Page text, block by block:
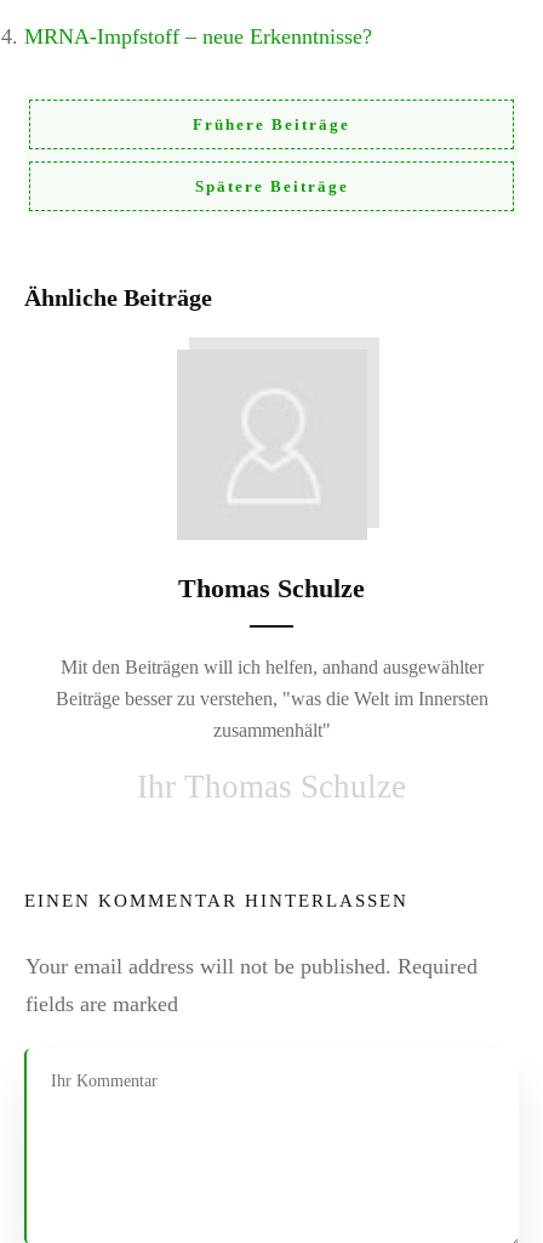
MRNA-Impfstoff – neue Erkenntnisse?
Frühere Beiträge
Spätere Beiträge
Ähnliche Beiträge
Thomas Schulze
Mit den Beiträgen will ich helfen, anhand ausgewählter
Beiträge besser zu verstehen, "was die Welt im Innersten
zusammenhält"
Ihr Thomas Schulze
EINEN KOMMENTAR HINTERLASSEN
Your email address will not be published. Required
fields are marked